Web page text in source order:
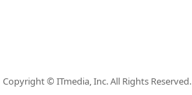
Copyright © ITmedia, Inc. All Rights Reserved.